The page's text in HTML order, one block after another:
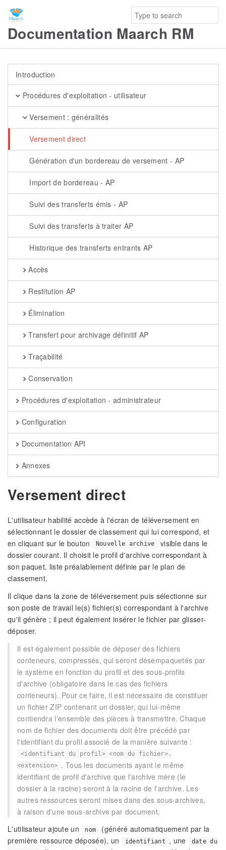
Documentation Maarch RM
Introduction
Procédures d'exploitation - utilisateur
Versement : généralités
Versement direct
Génération d'un bordereau de versement - AP
Import de bordereau - AP
Suivi des transferts émis - AP
Suivi des transferts à traiter AP
Historique des transferts entrants AP
Accès
Restitution AP
Élimination
Transfert pour archivage définitif AP
Traçabilité
Conservation
Procédures d'exploitation - administrateur
Configuration
Documentation API
Annexes
Versement direct
L'utilisateur habilité accède à l'écran de téléversement en
sélectionnant le dossier de classement qui lui correspond, et
en cliquant sur le bouton
Nouvelle archive
visible dans le
dossier courant. Il choisit le profil d'archive correspondant à
son paquet, liste préalablement définie par le plan de
classement.
Il clique dans la zone de téléversement puis sélectionne sur
son poste de travail le(s) fichier(s) correspondant à l'archive
qu'il génère ; il peut également insérer le fichier par glisser-
déposer.
Il est également possible de déposer des fichiers
conteneurs, compressés, qui seront désempaquetés par
le système en fonction du profil et des sous-profils
d'archive (obligatoire dans le cas des fichiers
conteneurs). Pour ce faire, il est nécessaire de constituer
un fichier ZIP contenant un dossier, qui lui-même
contiendra l'ensemble des pièces à transmettre. Chaque
nom de fichier des documents doit être précédé par
l'identifiant du profil associé de la manière suivante :
<identifiant du profil> <nom du fichier>.
<extension> . Tous les documents ayant le même
identifiant de profil d'archive que l'archive mère (le
dossier à la racine) seront à la racine de l'archive. Les
autres ressources seront mises dans des sous-archives,
à raison d'une sous-archive par document.
L'utilisateur ajoute un
nom
(généré automatiquement par la
première ressource déposée), un
identifiant , une
date du